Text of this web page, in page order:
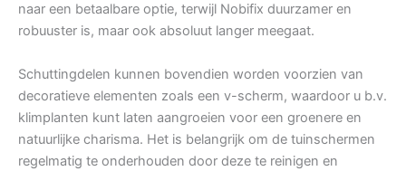
naar een betaalbare optie, terwijl Nobifix duurzamer en
robuuster is, maar ook absoluut langer meegaat.
Schuttingdelen kunnen bovendien worden voorzien van
decoratieve elementen zoals een v-scherm, waardoor u b.v.
klimplanten kunt laten aangroeien voor een groenere en
natuurlijke charisma. Het is belangrijk om de tuinschermen
regelmatig te onderhouden door deze te reinigen en